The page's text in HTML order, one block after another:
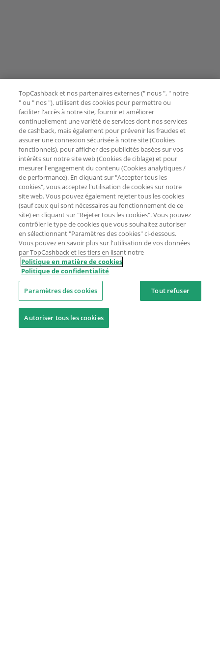
TopCashback et nos partenaires externes (" nous ", " notre
" ou " nos "), utilisent des cookies pour permettre ou
faciliter l'accès à notre site, fournir et améliorer
continuellement une variété de services dont nos services
de cashback, mais également pour prévenir les fraudes et
assurer une connexion sécurisée à notre site (Cookies
fonctionnels), pour afficher des publicités basées sur vos
intérêts sur notre site web (Cookies de ciblage) et pour
mesurer l'engagement du contenu (Cookies analytiques /
de performance). En cliquant sur "Accepter tous les
cookies", vous acceptez l'utilisation de cookies sur notre
site web. Vous pouvez également rejeter tous les cookies
(sauf ceux qui sont nécessaires au fonctionnement de ce
site) en cliquant sur "Rejeter tous les cookies". Vous pouvez
contrôler le type de cookies que vous souhaitez autoriser
en sélectionnant "Paramètres des cookies" ci-dessous.
Vous pouvez en savoir plus sur l'utilisation de vos données
par TopCashback et les tiers en lisant notre
Politique en matière de cookies
Politique de confidentialité
Paramètres des cookies Tout refuser
Autoriser tous les cookies